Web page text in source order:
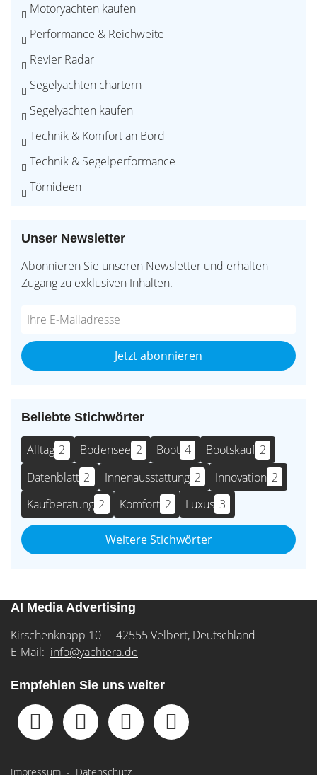
Motoryachten kaufen
Performance & Reichweite
Revier Radar
Segelyachten chartern
Segelyachten kaufen
Technik & Komfort an Bord
Technik & Segelperformance
Törnideen
Unser Newsletter
Abonnieren Sie unseren Newsletter und erhalten
Zugang zu exklusiven Inhalten.
Do
fill
this
*Ihre
Mailadresse:
Jetzt abonnieren
Beliebte Stichwörter
Alltag 2 Bodensee 2 Boot 4 Bootskauf 2
Datenblatt 2 Innenausstattung 2 Innovation 2
Kaufberatung 2 Komfort 2 Luxus 3
Weitere Stichwörter
AI Media Advertising
Kirschenknapp 10 - 42555 Velbert, Deutschland
E-Mail: info@yachtera.de
Empfehlen Sie uns weiter
Impressum - Datenschutz